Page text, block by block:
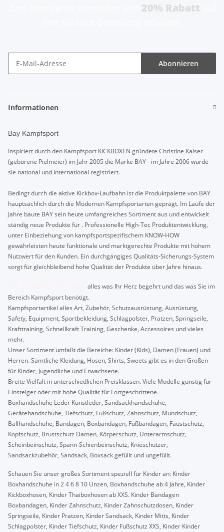
20% Rabatt
Abonnieren
Informationen
Bay Kampfsport
Inspiriert durch den Kampfsport KICKBOXEN gründete Christine Kaiser
(geborene Pielmeier) im Jahr 2005 die Marke BAY - im Jahre 2006 wurde
sie national und international registriert.
Bedingt durch die aktive Kickbox-Laufbahn ist die Produktpalette von BAY
hauptsächlich durch die Modernen Kampfsportarten geprägt. Im Laufe der
Jahre baute BAY sein heute umfangreiches Sortiment aus und entwickelt
ständig neue Produkte für . Professionelle High-Tec Produktentwicklung,
unter Einbeziehung von kampfsportspezifischem KNOW-HOW
gewährleisten heute funktionale und marktgerechte Produkte mit hohem
Nutzwert für den Kunden. Ein durchgängiges Qualitäts-Sicherungs-System
sorgt für gleichbleibend hohe Qualität der Produkte über Jahre hinaus.
alles was Ihr Herz begehrt und das was Sie im
Bereich Kampfsport benötigt.
Kampfsportartikel alles Art, Zubehör, Schutzausrüstung, Ausrüstung,
Safety, Equipment, Sportbekleidung, Schlagpolster, Pratzen, Springseile,
Krafttraining, Schnellkraft Training, Geschenke, Accessoires und vieles
mehr.
Unser Sortiment umfaßt die Bereiche: Kinder (Kids), Damen (Frauen) und
Herren. Sämtliche Kleidung, Hosen, Shirts, Sweets gibt es in den Größen
für Kinder, Jugendliche und Erwachsene.
Breite Vielfalt in unterschiedlichen Preisklassen. Viele Modelle günstig für
Einsteiger oder mit hohe Qualität für Fortgeschrittene.
Boxhandschuhe Leder Kunstleder, Sandsackhandschuhe,
Gerätehandschuhe, Tiefschutz, Fußschutz, Zahnschutz, Mundschutz,
Ballhandschuhe, Bandagen, Boxbandagen, Fußbandagen, Faustschutz,
Kopfschutz, Brustschutz Damen, Körperschutz, Unterarmschutz,
Scheinbeinschutz, Spann-Schienbeinschutz, Knieschützer,
Sandsackzubehör, Sandsack, Boxsack gefüllt und ungefüllt.
Schauen Sie unser großes Sortiment speziell für Kinder an: Kinder
Boxhandschuhe in 2 4 6 8 10 Unzen, Boxhandschuhe ab 4 Jahre, Kinder
Kickboxhosen, Kinder Thaiboxhosen ab XXS. Kinder Bandagen
Boxbandagen, Kinder Zahnschutz, Kinder Zahnschutzdosen, Kinder
Springseile, Kinder Pratzen, Kinder Sandsack, Kinder Mitts, Kinder
Schlagpolster, Kinder Tiefschutz, Kinder Fußschutz XXS, Kinder Kinder